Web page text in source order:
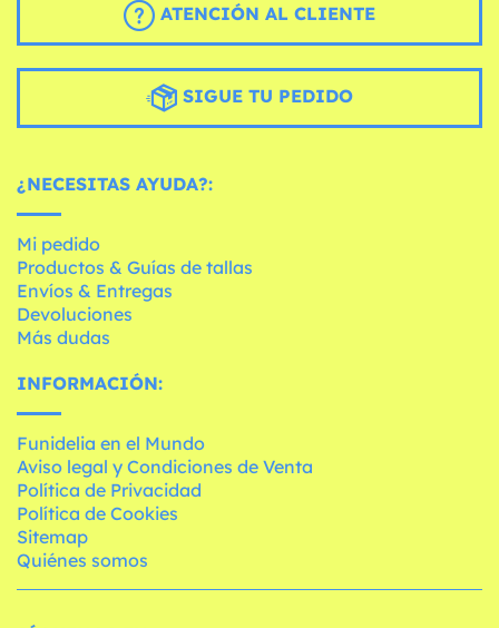
ATENCIÓN AL CLIENTE
SIGUE TU PEDIDO
¿NECESITAS AYUDA?:
Mi pedido
Productos & Guías de tallas
Envíos & Entregas
Devoluciones
Más dudas
INFORMACIÓN:
Funidelia en el Mundo
Aviso legal y Condiciones de Venta
Política de Privacidad
Política de Cookies
Sitemap
Quiénes somos